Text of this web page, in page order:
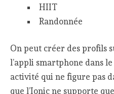
HIIT
Randonnée
On peut créer des profils
l’appli smartphone dans
activité qui ne figure pas
que l’Ionic ne supporte